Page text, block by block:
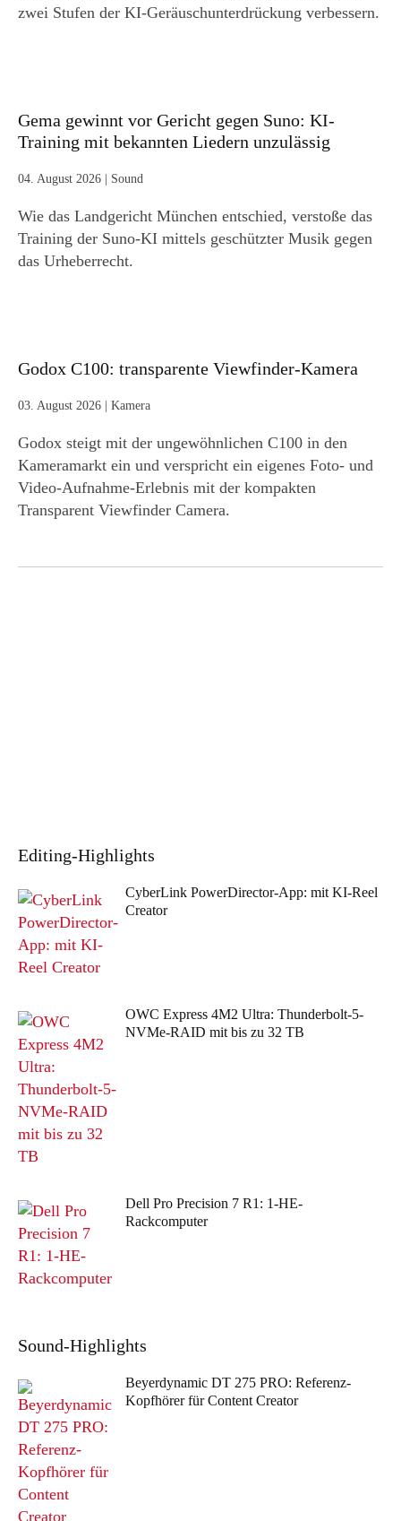
zwei Stufen der KI-Geräuschunterdrückung verbessern.
Gema gewinnt vor Gericht gegen Suno: KI-
Training mit bekannten Liedern unzulässig
04. August 2026 | Sound
Wie das Landgericht München entschied, verstoße das
Training der Suno-KI mittels geschützter Musik gegen
das Urheberrecht.
Godox C100: transparente Viewfinder-Kamera
03. August 2026 | Kamera
Godox steigt mit der ungewöhnlichen C100 in den
Kameramarkt ein und verspricht ein eigenes Foto- und
Video-Aufnahme-Erlebnis mit der kompakten
Transparent Viewfinder Camera.
Editing-Highlights
CyberLink PowerDirector-App: mit KI-Reel
Creator
OWC Express 4M2 Ultra: Thunderbolt-5-
NVMe-RAID mit bis zu 32 TB
Dell Pro Precision 7 R1: 1-HE-
Rackcomputer
Sound-Highlights
Beyerdynamic DT 275 PRO: Referenz-
Kopfhörer für Content Creator